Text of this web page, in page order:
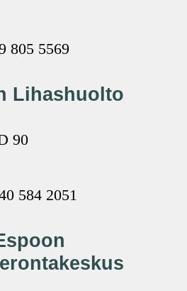
805 5569
Lihashuolto
90
584 2051